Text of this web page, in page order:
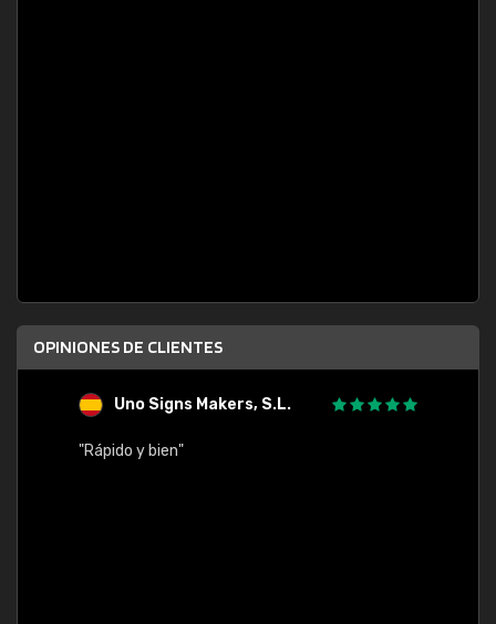
OPINIONES DE CLIENTES
Uno Signs Makers, S.L.
"Rápido y bien"